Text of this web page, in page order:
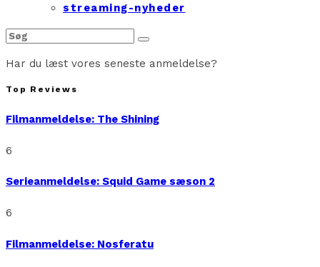
streaming-nyheder
Har du læst vores seneste anmeldelse?
Top Reviews
Filmanmeldelse: The Shining
6
Serieanmeldelse: Squid Game sæson 2
6
Filmanmeldelse: Nosferatu